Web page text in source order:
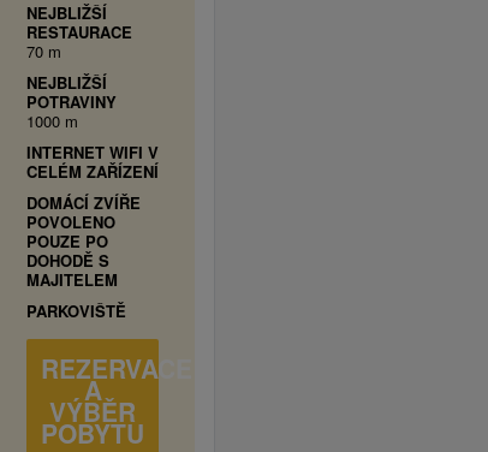
NEJBLIŽŠÍ
RESTAURACE
70 m
NEJBLIŽŠÍ
POTRAVINY
1000 m
INTERNET WIFI V
CELÉM ZAŘÍZENÍ
DOMÁCÍ ZVÍŘE
POVOLENO
POUZE PO
DOHODĚ S
MAJITELEM
PARKOVIŠTĚ
REZERVACE
A
VÝBĚR
POBYTU